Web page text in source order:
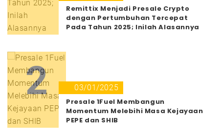
Remittix Menjadi Presale Crypto
dengan Pertumbuhan Tercepat
Pada Tahun 2025; Inilah Alasannya
2
03/01/2025
Presale 1Fuel Membangun
Momentum Melebihi Masa Kejayaan
PEPE dan SHIB